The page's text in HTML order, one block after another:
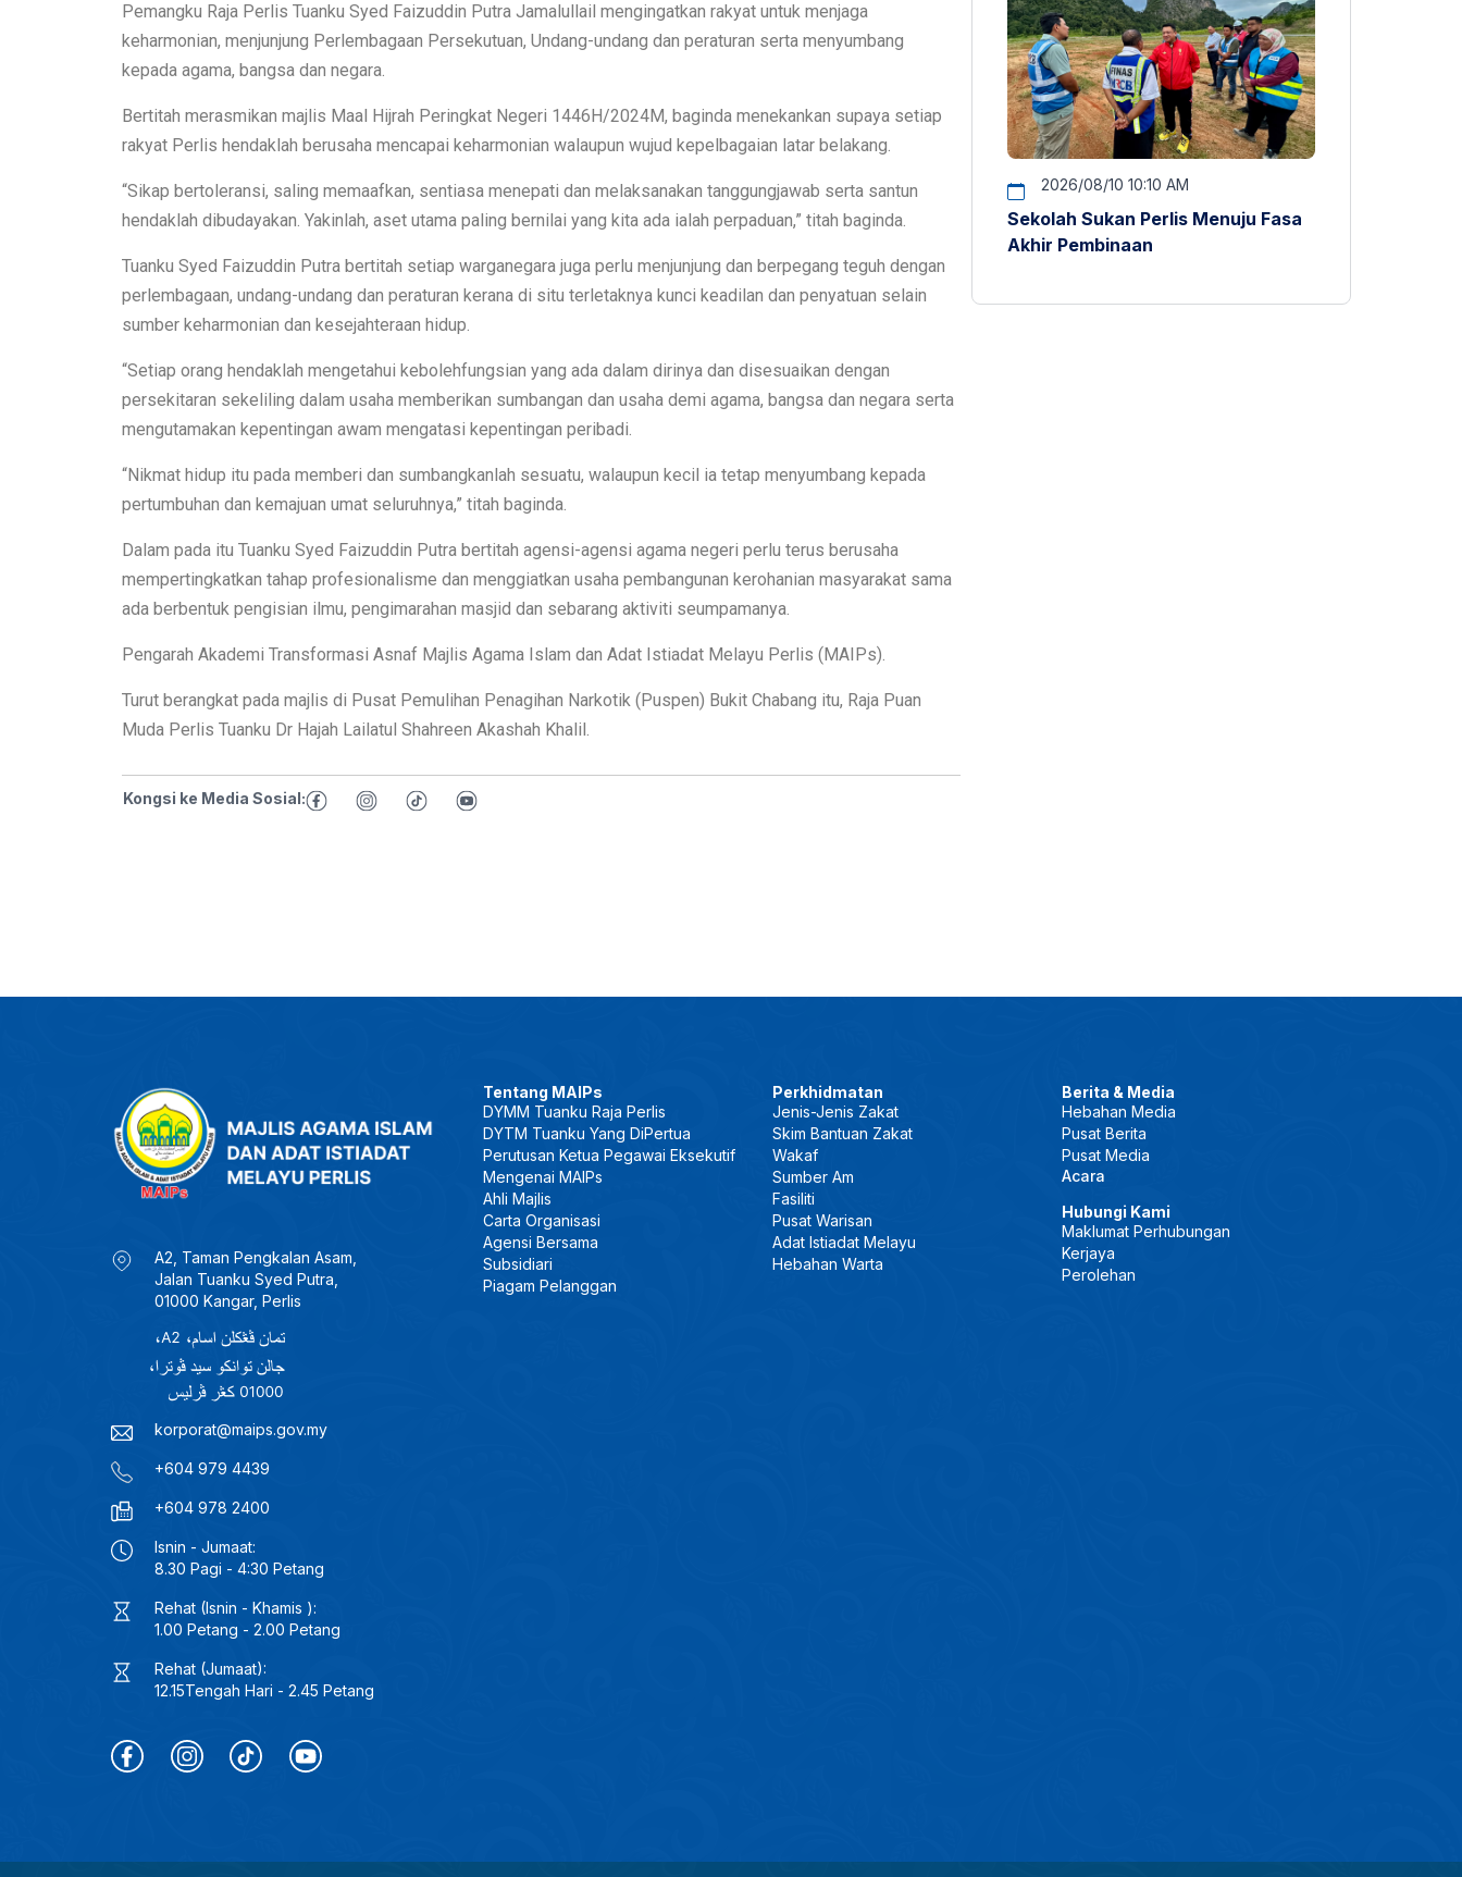
Pemangku Raja Perlis Tuanku Syed Faizuddin Putra Jamalullail mengingatkan rakyat untuk menjaga
keharmonian, menjunjung Perlembagaan Persekutuan, Undang-undang dan peraturan serta menyumbang
kepada agama, bangsa dan negara.
Bertitah merasmikan majlis Maal Hijrah Peringkat Negeri 1446H/2024M, baginda menekankan supaya setiap
rakyat Perlis hendaklah berusaha mencapai keharmonian walaupun wujud kepelbagaian latar belakang.
“Sikap bertoleransi, saling memaafkan, sentiasa menepati dan melaksanakan tanggungjawab serta santun
hendaklah dibudayakan. Yakinlah, aset utama paling bernilai yang kita ada ialah perpaduan,” titah baginda.
Tuanku Syed Faizuddin Putra bertitah setiap warganegara juga perlu menjunjung dan berpegang teguh dengan
perlembagaan, undang-undang dan peraturan kerana di situ terletaknya kunci keadilan dan penyatuan selain
sumber keharmonian dan kesejahteraan hidup.
“Setiap orang hendaklah mengetahui kebolehfungsian yang ada dalam dirinya dan disesuaikan dengan
persekitaran sekeliling dalam usaha memberikan sumbangan dan usaha demi agama, bangsa dan negara serta
mengutamakan kepentingan awam mengatasi kepentingan peribadi.
“Nikmat hidup itu pada memberi dan sumbangkanlah sesuatu, walaupun kecil ia tetap menyumbang kepada
pertumbuhan dan kemajuan umat seluruhnya,” titah baginda.
Dalam pada itu Tuanku Syed Faizuddin Putra bertitah agensi-agensi agama negeri perlu terus berusaha
mempertingkatkan tahap profesionalisme dan menggiatkan usaha pembangunan kerohanian masyarakat sama
ada berbentuk pengisian ilmu, pengimarahan masjid dan sebarang aktiviti seumpamanya.
Pengarah Akademi Transformasi Asnaf Majlis Agama Islam dan Adat Istiadat Melayu Perlis (MAIPs).
Turut berangkat pada majlis di Pusat Pemulihan Penagihan Narkotik (Puspen) Bukit Chabang itu, Raja Puan
Muda Perlis Tuanku Dr Hajah Lailatul Shahreen Akashah Khalil.
Kongsi ke Media Sosial:
2026/08/10 10:10 AM
Sekolah Sukan Perlis Menuju Fasa
Akhir Pembinaan
A2, Taman Pengkalan Asam,
Jalan Tuanku Syed Putra,
01000 Kangar, Perlis
korporat@maips.gov.my
+604 979 4439
+604 978 2400
Isnin - Jumaat:
8.30 Pagi - 4:30 Petang
Rehat (Isnin - Khamis ):
1.00 Petang - 2.00 Petang
Rehat (Jumaat):
12.15Tengah Hari - 2.45 Petang
Tentang MAIPs
DYMM Tuanku Raja Perlis
DYTM Tuanku Yang DiPertua
Perutusan Ketua Pegawai Eksekutif
Mengenai MAIPs
Ahli Majlis
Carta Organisasi
Agensi Bersama
Subsidiari
Piagam Pelanggan
Perkhidmatan
Jenis-Jenis Zakat
Skim Bantuan Zakat
Wakaf
Sumber Am
Fasiliti
Pusat Warisan
Adat Istiadat Melayu
Hebahan Warta
Berita & Media
Hebahan Media
Pusat Berita
Pusat Media
Acara
Hubungi Kami
Maklumat Perhubungan
Kerjaya
Perolehan